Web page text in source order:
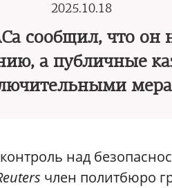
2025.10.18
сообщил, что он
а публичные
над
член политбюро